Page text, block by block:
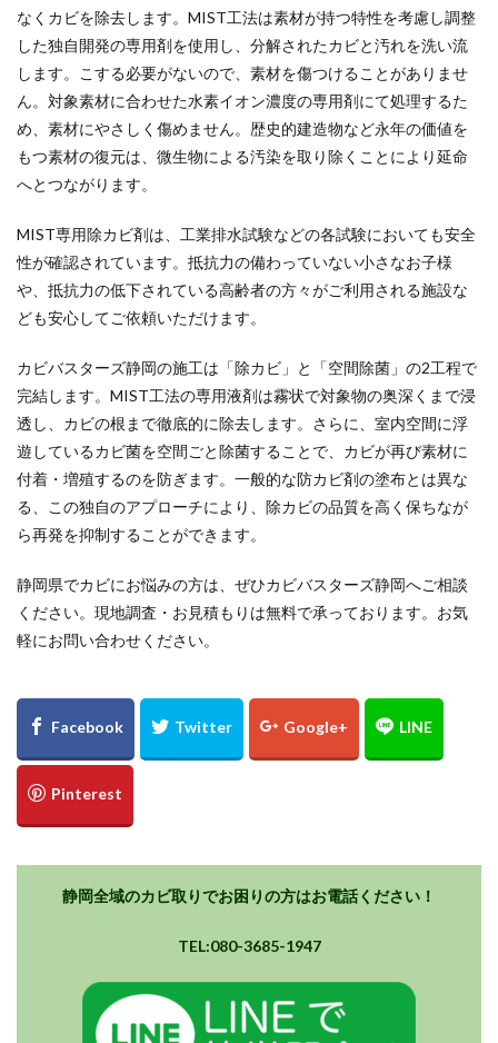
なくカビを除去します。MIST工法は素材が持つ特性を考慮し調整
した独自開発の専用剤を使用し、分解されたカビと汚れを洗い流
します。こする必要がないので、素材を傷つけることがありませ
ん。対象素材に合わせた水素イオン濃度の専用剤にて処理するた
め、素材にやさしく傷めません。歴史的建造物など永年の価値を
もつ素材の復元は、微生物による汚染を取り除くことにより延命
へとつながります。
MIST専用除カビ剤は、工業排水試験などの各試験においても安全
性が確認されています。抵抗力の備わっていない小さなお子様
や、抵抗力の低下されている高齢者の方々がご利用される施設な
ども安心してご依頼いただけます。
カビバスターズ静岡の施工は「除カビ」と「空間除菌」の2工程で
完結します。MIST工法の専用液剤は霧状で対象物の奥深くまで浸
透し、カビの根まで徹底的に除去します。さらに、室内空間に浮
遊しているカビ菌を空間ごと除菌することで、カビが再び素材に
付着・増殖するのを防ぎます。一般的な防カビ剤の塗布とは異な
る、この独自のアプローチにより、除カビの品質を高く保ちなが
ら再発を抑制することができます。
静岡県でカビにお悩みの方は、ぜひカビバスターズ静岡へご相談
ください。現地調査・お見積もりは無料で承っております。お気
軽にお問い合わせください。
静岡全域のカビ取りでお困りの方はお電話ください！
TEL:080-3685-1947